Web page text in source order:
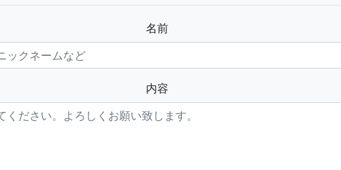
名前
内容